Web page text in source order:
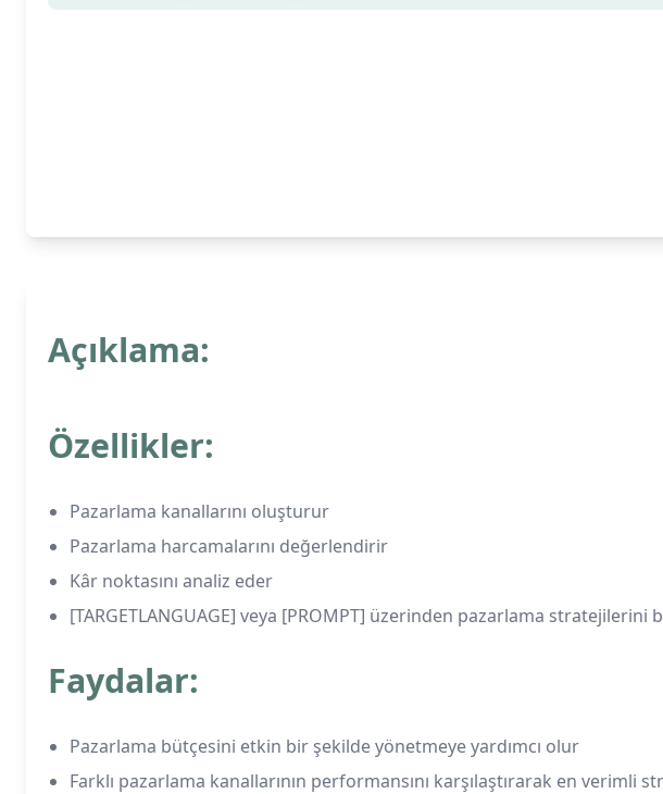
Açıklama:
Özellikler:
Pazarlama kanallarını oluşturur
Pazarlama harcamalarını değerlendirir
Kâr noktasını analiz eder
[TARGETLANGUAGE] veya [PROMPT] üzerinden pazarlama stratejilerini
Faydalar:
Pazarlama bütçesini etkin bir şekilde yönetmeye yardımcı olur
Farklı pazarlama kanallarının performansını karşılaştırarak en verimli